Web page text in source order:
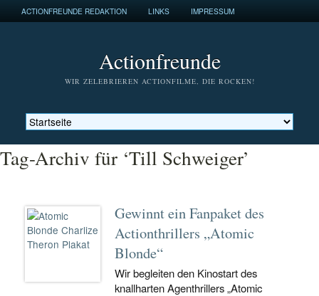
ACTIONFREUNDE REDAKTION LINKS IMPRESSUM
Actionfreunde
WIR ZELEBRIEREN ACTIONFILME, DIE ROCKEN!
Tag-Archiv für ‘Till Schweiger’
Gewinnt ein Fanpaket des
Actionthrillers „Atomic
Blonde“
Wir begleiten den Kinostart des
knallharten Agenthrillers „Atomic